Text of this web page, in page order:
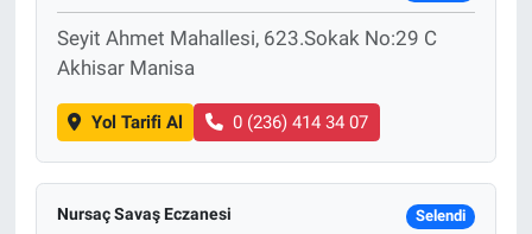
Seyit Ahmet Mahallesi, 623.Sokak No:29 C
Akhisar Manisa
Yol Tarifi Al 0 (236) 414 34 07
Nursaç Savaş Eczanesi Selendi